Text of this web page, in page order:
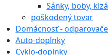
Sánky, boby,
poškodený tovar
Domácnosť - odparovače
Auto-doplnky
Cyklo-doplnky